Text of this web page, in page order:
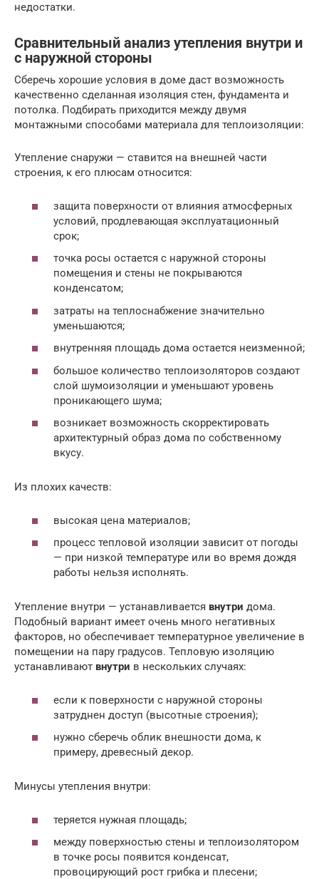
недостатки.
Сравнительный анализ утепления внутри и
с наружной стороны
Сберечь хорошие условия в доме даст возможность
качественно сделанная изоляция стен, фундамента и
потолка. Подбирать приходится между двумя
монтажными способами материала для теплоизоляции:
Утепление снаружи — ставится на внешней части
строения, к его плюсам относится:
защита поверхности от влияния атмосферных
условий, продлевающая эксплуатационный
срок;
точка росы остается с наружной стороны
помещения и стены не покрываются
конденсатом;
затраты на теплоснабжение значительно
уменьшаются;
внутренняя площадь дома остается неизменной;
большое количество теплоизоляторов создают
слой шумоизоляции и уменьшают уровень
проникающего шума;
возникает возможность скорректировать
архитектурный образ дома по собственному
вкусу.
Из плохих качеств:
высокая цена материалов;
процесс тепловой изоляции зависит от погоды
— при низкой температуре или во время дождя
работы нельзя исполнять.
Утепление внутри — устанавливается внутри дома.
Подобный вариант имеет очень много негативных
факторов, но обеспечивает температурное увеличение в
помещении на пару градусов. Тепловую изоляцию
устанавливают внутри в нескольких случаях:
если к поверхности с наружной стороны
затруднен доступ (высотные строения);
нужно сберечь облик внешности дома, к
примеру, древесный декор.
Минусы утепления внутри:
теряется нужная площадь;
между поверхностью стены и теплоизолятором
в точке росы появится конденсат,
провоцирующий рост грибка и плесени;